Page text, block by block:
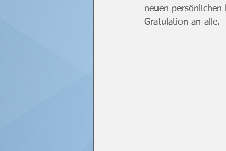
neuen persönlichen
Gratulation an alle.